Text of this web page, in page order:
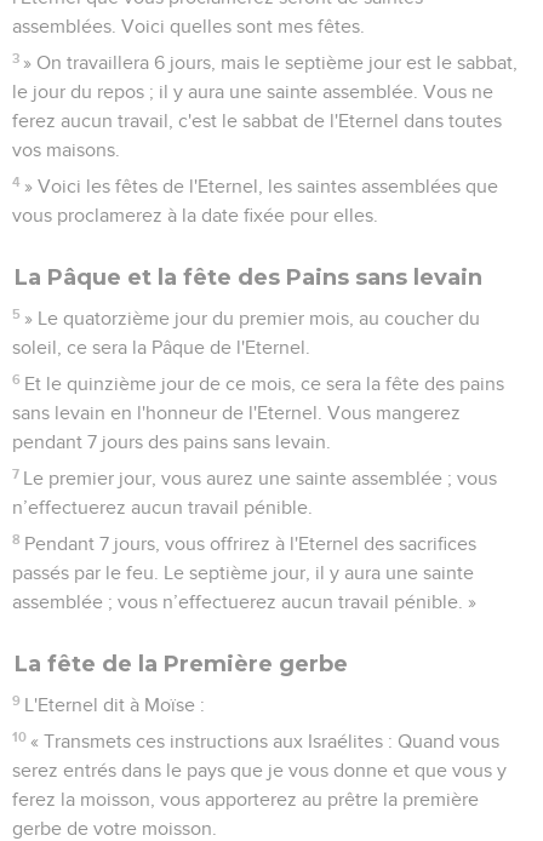
assemblées. Voici quelles sont mes fêtes.
3 » On travaillera 6 jours, mais le septième jour est le sabbat,
le jour du repos ; il y aura une sainte assemblée. Vous ne
ferez aucun travail, c'est le sabbat de l'Eternel dans toutes
vos maisons.
4 » Voici les fêtes de l'Eternel, les saintes assemblées que
vous proclamerez à la date fixée pour elles.
La Pâque et la fête des Pains sans levain
5 » Le quatorzième jour du premier mois, au coucher du
soleil, ce sera la Pâque de l'Eternel.
6 Et le quinzième jour de ce mois, ce sera la fête des pains
sans levain en l'honneur de l'Eternel. Vous mangerez
pendant 7 jours des pains sans levain.
7 Le premier jour, vous aurez une sainte assemblée ; vous
n’effectuerez aucun travail pénible.
8 Pendant 7 jours, vous offrirez à l'Eternel des sacrifices
passés par le feu. Le septième jour, il y aura une sainte
assemblée ; vous n’effectuerez aucun travail pénible. »
La fête de la Première gerbe
9 L'Eternel dit à Moïse :
10 « Transmets ces instructions aux Israélites : Quand vous
serez entrés dans le pays que je vous donne et que vous y
ferez la moisson, vous apporterez au prêtre la première
gerbe de votre moisson.